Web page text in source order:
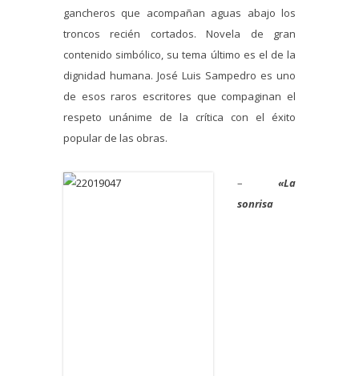
gancheros que acompañan aguas abajo los
troncos recién cortados. Novela de gran
contenido simbólico, su tema último es el de la
dignidad humana. José Luis Sampedro es uno
de esos raros escritores que compaginan el
respeto unánime de la crítica con el éxito
popular de las obras.
– «La
sonrisa